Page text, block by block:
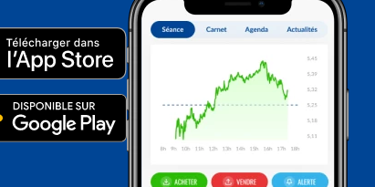
vos préférences pour contrôler la manière dont